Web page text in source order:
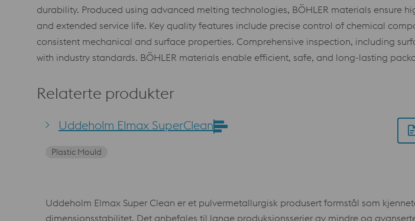
durability. Produced using advanced melting technologies, BÖHLER materials ensure
and extended service life. Key quality features include precise control of chemical
consistent mechanical and surface properties. Comprehensive inspection, including
with industry standards. BÖHLER materials enable efficient, safe, and long-lasting
Relaterte produkter
Uddeholm Elmax SuperClean
Plastic Mould
Uddeholm Elmax Super Clean er et pulvermetallurgisk produsert formstål som
dimensjonsstabilitet. Det anbefales til lange produksjonsserier av mindre og